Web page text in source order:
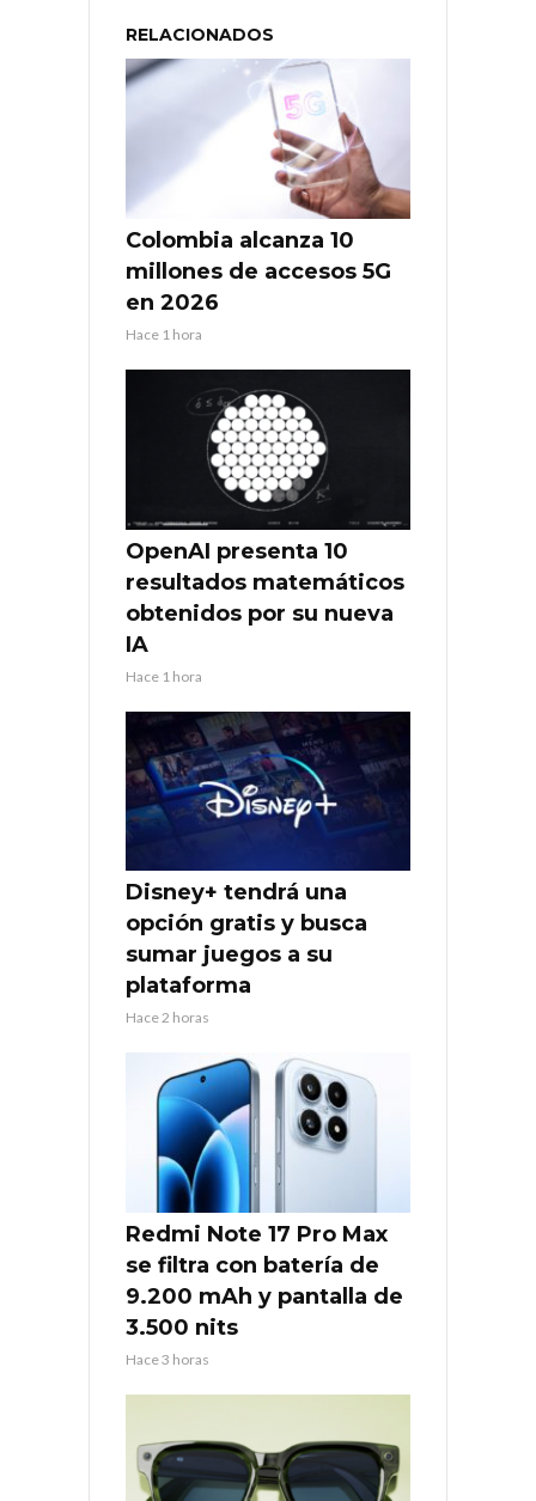
RELACIONADOS
Colombia alcanza 10
millones de accesos 5G
en 2026
Hace 1 hora
OpenAI presenta 10
resultados matemáticos
obtenidos por su nueva
IA
Hace 1 hora
Disney+ tendrá una
opción gratis y busca
sumar juegos a su
plataforma
Hace 2 horas
Redmi Note 17 Pro Max
se filtra con batería de
9.200 mAh y pantalla de
3.500 nits
Hace 3 horas